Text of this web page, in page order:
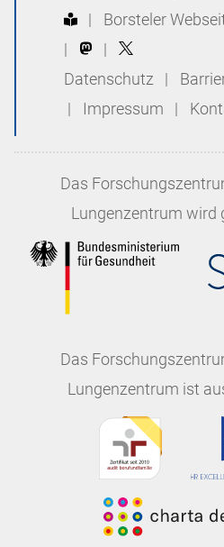
|
Borsteler
|
|
Datenschutz |
|
Impressum |
Das
Lungenzentrum wird
Das
Lungenzentrum ist